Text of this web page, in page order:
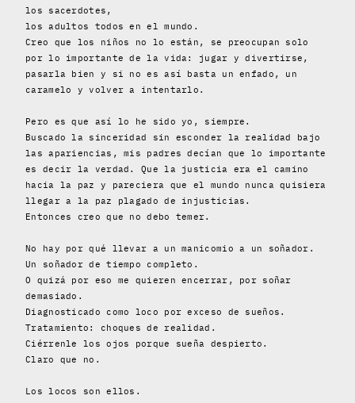
los sacerdotes,
los adultos todos en el mundo.
Creo que los niños no lo están, se preocupan solo
por lo importante de la vida: jugar y divertirse,
pasarla bien y si no es así basta un enfado, un
caramelo y volver a intentarlo.
Pero es que así lo he sido yo, siempre.
Buscado la sinceridad sin esconder la realidad bajo
las apariencias, mis padres decían que lo importante
es decir la verdad. Que la justicia era el camino
hacia la paz y pareciera que el mundo nunca quisiera
llegar a la paz plagado de injusticias.
Entonces creo que no debo temer.
No hay por qué llevar a un manicomio a un soñador.
Un soñador de tiempo completo.
O quizá por eso me quieren encerrar, por soñar
demasiado.
Diagnosticado como loco por exceso de sueños.
Tratamiento: choques de realidad.
Ciérrenle los ojos porque sueña despierto.
Claro que no.
Los locos son ellos.